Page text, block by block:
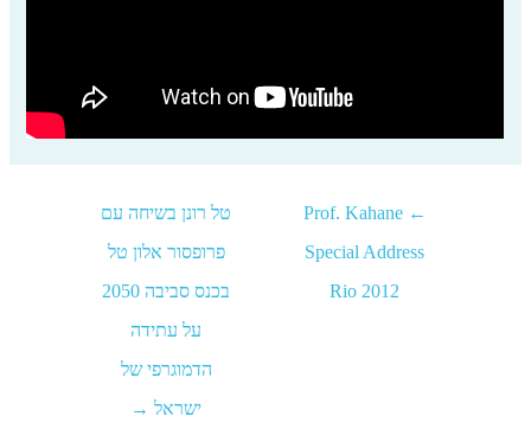
←
Prof. Kahane
Special Address
Rio 2012
טל רונן בשיחה עם
פרופסור אלון טל
בכנס סביבה 2050
על עתידה
הדמוגרפי של
ישראל →